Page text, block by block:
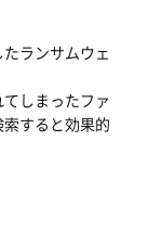
ランサムウェ
しまったファ
すると効果的